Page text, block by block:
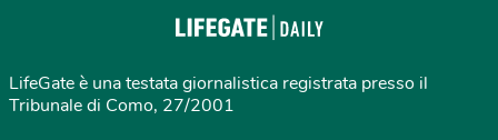
LifeGate è una testata giornalistica registrata presso il
Tribunale di Como, 27/2001